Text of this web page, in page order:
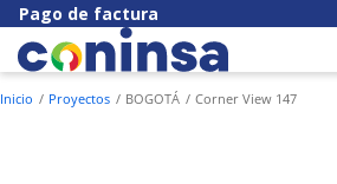
Pago de factura
Inicio Proyectos BOGOTÁ Corner View 147